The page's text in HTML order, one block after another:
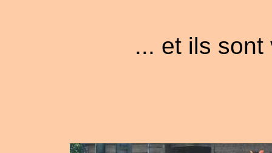
... et ils sont